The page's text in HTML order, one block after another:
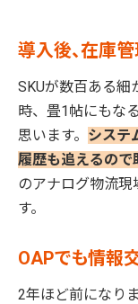
導入後、在庫
SKUが数百ある細
時、畳1帖にもな
思います。 システ
履歴も追えるので
のアナログ物流現
す。
OAPでも情報
2年ほど前になり